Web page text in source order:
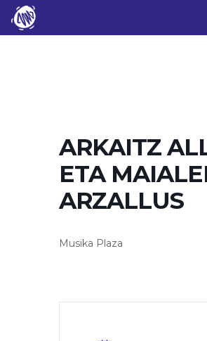
ARKAITZ
ETA
ARZALLUS
Musika Plaza